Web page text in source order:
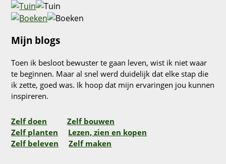
Mijn blogs
Toen ik besloot bewuster te gaan leven, wist ik niet waar
te beginnen. Maar al snel werd duidelijk dat elke stap die
ik zette, goed was. Ik hoop dat mijn ervaringen jou kunnen
inspireren.
Zelf doen
Zelf bouwen
Zelf planten
Lezen, zien en kopen
Zelf beleven
Zelf maken